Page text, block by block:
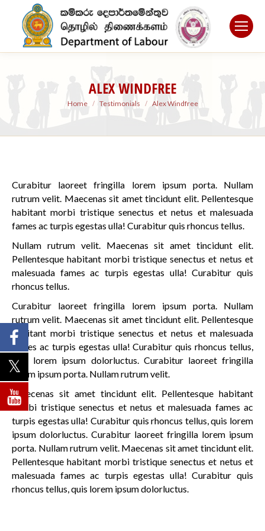
ALEX WINDFREE
You are here:
Home Testimonials Alex Windfree
Curabitur laoreet fringilla lorem ipsum porta. Nullam
rutrum velit. Maecenas sit amet tincidunt elit. Pellentesque
habitant morbi tristique senectus et netus et malesuada
fames ac turpis egestas ulla! Curabitur quis rhoncus tellus.
Nullam rutrum velit. Maecenas sit amet tincidunt elit.
Pellentesque habitant morbi tristique senectus et netus et
malesuada fames ac turpis egestas ulla! Curabitur quis
rhoncus tellus.
Curabitur laoreet fringilla lorem ipsum porta. Nullam
rutrum velit. Maecenas sit amet tincidunt elit. Pellentesque
habitant morbi tristique senectus et netus et malesuada
fames ac turpis egestas ulla! Curabitur quis rhoncus tellus,
quis lorem ipsum dolorluctus. Curabitur laoreet fringilla
lorem ipsum porta. Nullam rutrum velit.
Maecenas sit amet tincidunt elit. Pellentesque habitant
morbi tristique senectus et netus et malesuada fames ac
turpis egestas ulla! Curabitur quis rhoncus tellus, quis lorem
ipsum dolorluctus. Curabitur laoreet fringilla lorem ipsum
porta. Nullam rutrum velit. Maecenas sit amet tincidunt elit.
Pellentesque habitant morbi tristique senectus et netus et
malesuada fames ac turpis egestas ulla! Curabitur quis
rhoncus tellus, quis lorem ipsum dolorluctus.